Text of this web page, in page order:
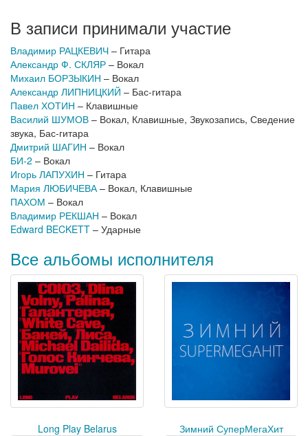
В записи принимали участие
Владимир РАЦКЕВИЧ – Гитара
Александр Ф. СКЛЯР – Вокал
Михаил БОРЗЫКИН – Вокал
Александр ЛИПНИЦКИЙ – Бас-гитара
Павел ХОТИН – Клавишные
Василий ШУМОВ – Вокал, Клавишные, Звукозапись, Сведение
звука, Бас-гитара
Дмитрий ШАГИН – Вокал
БИ-2 – Вокал
Игорь ЛАПУХИН – Гитара
Мария ЛЮБИЧЕВА– Вокал, Клавишные
ПАХОМ – Вокал
Владимир РЕКШАН – Вокал
Edward BECKETT – Ударные
Все альбомы исполнителя
Long Play Belarus Зимний СуперМегаХит